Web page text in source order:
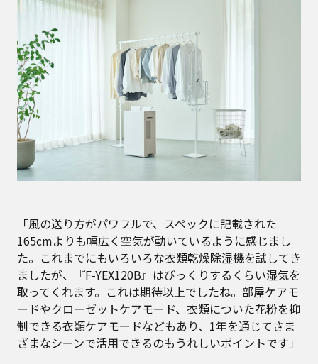
「風の送り方がパワフルで、スペックに記載された
165cmよりも幅広く空気が動いているように感じまし
た。これまでにもいろいろな衣類乾燥除湿機を試してき
ましたが、『F-YEX120B』はびっくりするくらい湿気を
取ってくれます。これは期待以上でしたね。部屋ケアモ
ードやクローゼットケアモード、衣類についた花粉を抑
制できる衣類ケアモードなどもあり、1年を通じてさま
ざまなシーンで活用できるのもうれしいポイントです」